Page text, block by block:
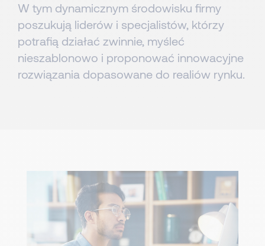
W tym dynamicznym środowisku firmy
poszukują liderów i specjalistów, którzy
potrafią działać zwinnie, myśleć
nieszablonowo i proponować innowacyjne
rozwiązania dopasowane do realiów rynku.